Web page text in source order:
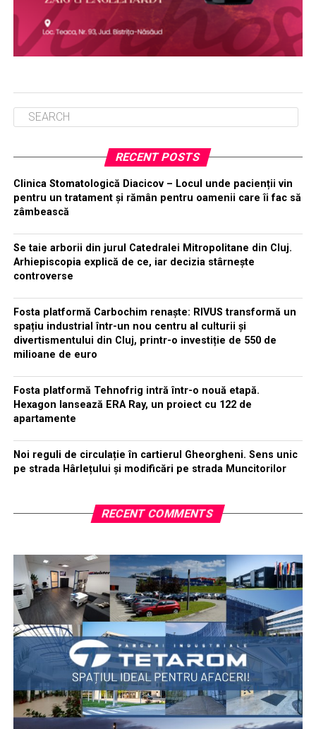
RECENT POSTS
Clinica Stomatologică Diacicov – Locul unde pacienții vin
pentru un tratament și rămân pentru oamenii care îi fac să
zâmbească
Se taie arborii din jurul Catedralei Mitropolitane din Cluj.
Arhiepiscopia explică de ce, iar decizia stârnește
controverse
Fosta platformă Carbochim renaște: RIVUS transformă un
spațiu industrial într-un nou centru al culturii și
divertismentului din Cluj, printr-o investiție de 550 de
milioane de euro
Fosta platformă Tehnofrig intră într-o nouă etapă.
Hexagon lansează ERA Ray, un proiect cu 122 de
apartamente
Noi reguli de circulație în cartierul Gheorgheni. Sens unic
pe strada Hârlețului și modificări pe strada Muncitorilor
RECENT COMMENTS